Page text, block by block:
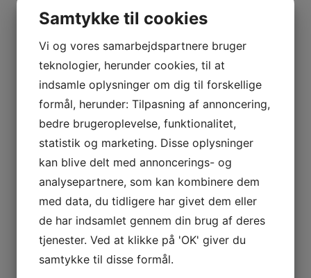
Læs mereThis product has multiple variants. The options
may be chosen on the product page
Teddybjørn i plys
Læs mereThis product has multiple variants. The options
may be chosen on the product page
Balance Harness
499,00kr.
Læs mere
Bungee Tugger 85 cm
65,00
kr.
Læs mere
Aport – Coachi Training Dumbbell L
Samtykke til cookies
Vi og vores samarbejdspartnere bruger
teknologier, herunder cookies, til at
indsamle oplysninger om dig til forskellige
formål, herunder: Tilpasning af annoncering,
bedre brugeroplevelse, funktionalitet,
statistik og marketing. Disse oplysninger
kan blive delt med annoncerings- og
analysepartnere, som kan kombinere dem
med data, du tidligere har givet dem eller
de har indsamlet gennem din brug af deres
tjenester. Ved at klikke på 'OK' giver du
samtykke til disse formål.